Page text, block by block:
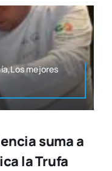
mejo­res
suma a
la Trufa